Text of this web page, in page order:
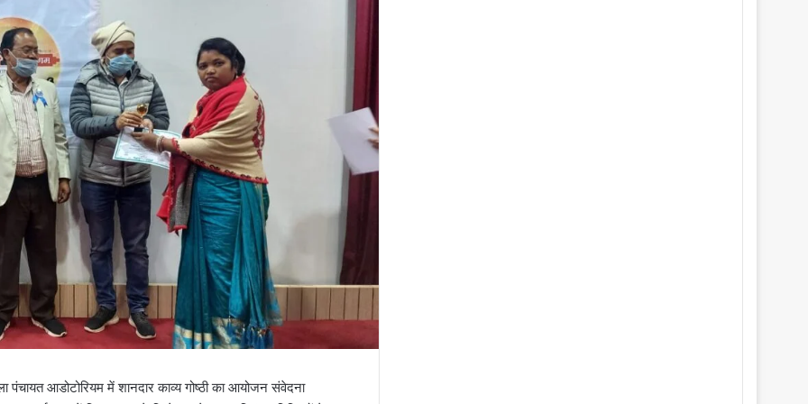
आडोटोरियम में शानदार काव्य गोष्ठी का आयोजन संवेदना